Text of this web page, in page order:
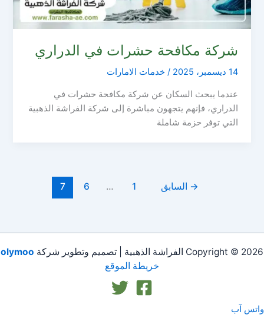
شركة مكافحة حشرات في الدراري
14 ديسمبر، 2025 /خدمات الامارات
عندما يبحث السكان عن شركة مكافحة حشرات في
الدراري، فإنهم يتجهون مباشرة إلى شركة الفراشة الذهبية
التي توفر حزمة شاملة
→ السابق 1
…
6
7
Copyright © 2026 الفراشة الذهبية | تصميم وتطوير شركة
olymoo
خريطة الموقع
واتس آب